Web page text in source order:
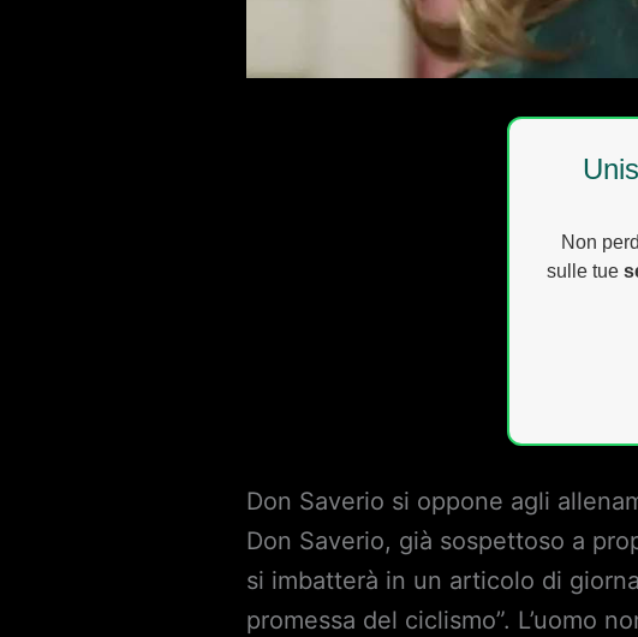
Non
sulle tue
Don Saverio si oppone agli
Don Saverio, già sospettoso a
si imbatterà in un articolo di
promessa del ciclismo”. L’uomo